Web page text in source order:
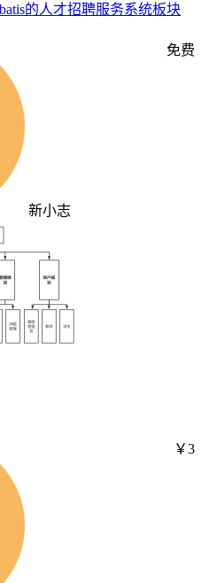
的人才招聘服务系统板块
新小志
免费
￥3